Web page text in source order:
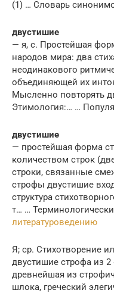
(1) … Словарь
двустишие
— я, с. Простейшая
народов мира: два
неодинакового
объединяющей их
Мысленно повторять
Этимология:… …
двустишие
— простейшая форма
количеством строк
строки, связанные
строфы двустишие
структура
т… …
литературоведению
Я; ср. Стихотворение
двустишие строфа из 2
древнейшая из
шлока, греческий